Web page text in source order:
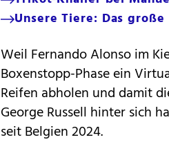
Unsere Tiere: Das
Weil Fernando Alonso im
Boxenstopp-Phase ein
Reifen abholen und damit
George Russell hinter sich
seit Belgien 2024.